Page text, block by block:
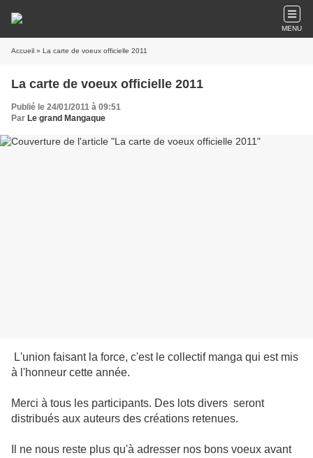
MENU
Accueil » La carte de voeux officielle 2011
La carte de voeux officielle 2011
Publié le 24/01/2011 à 09:51
Par Le grand Mangaque
L'union faisant la force, c'est le collectif manga qui est mis
à l'honneur cette année.
Merci à tous les participants. Des lots divers seront
distribués aux auteurs des créations retenues.
Il ne nous reste plus qu'à adresser nos bons voeux avant